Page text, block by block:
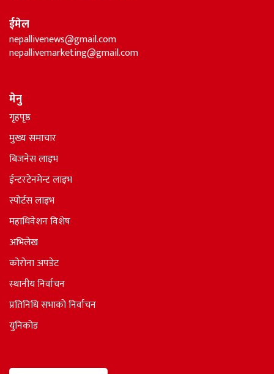
ईमेल
nepallivenews@gmail.com
nepallivemarketing@gmail.com
मेनु
गृहपृष्ठ
मुख्य समाचार
बिजनेस लाइभ
ईन्टरटेनमेन्ट लाइभ
स्पोर्टस लाइभ
महाधिवेशन विशेष
अभिलेख
कोरोना अपडेट
स्थानीय निर्वाचन
प्रतिनिधि सभाकाे निर्वाचन
युनिकोड